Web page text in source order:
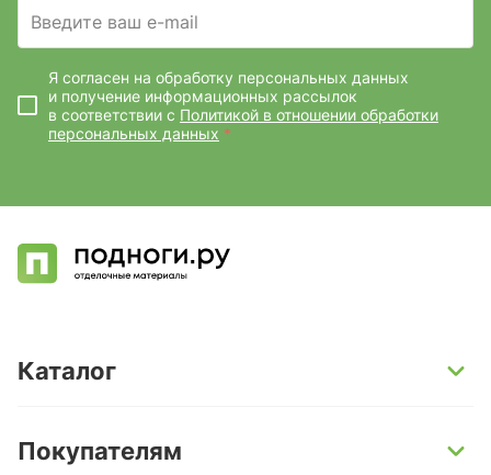
Введите ваш e-mail
Я согласен на обработку персональных данных
и получение информационных рассылок
в соответствии с Политикой в отношении обработки
персональных данных *
Каталог
Кварц-винил и LVT-плитка
Покупателям